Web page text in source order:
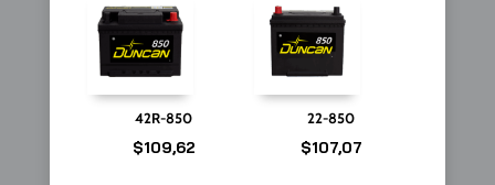
42R-850
$109,62
22-850
$107,07